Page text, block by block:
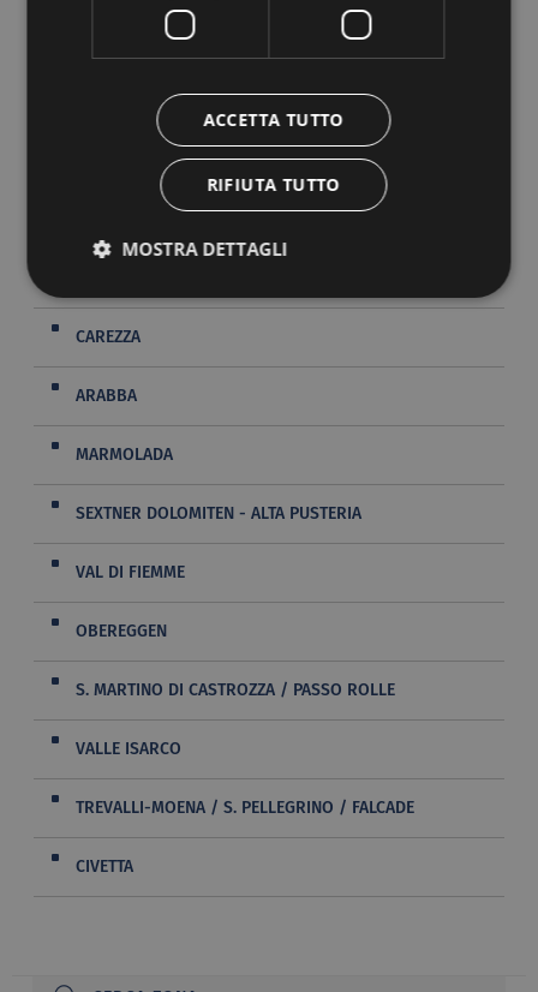
PLAN DE CORONES
ALPE DI SIUSI
CAREZZA
ARABBA
MARMOLADA
SEXTNER DOLOMITEN - ALTA PUSTERIA
VAL DI FIEMME
OBEREGGEN
S. MARTINO DI CASTROZZA / PASSO ROLLE
VALLE ISARCO
TREVALLI-MOENA / S. PELLEGRINO / FALCADE
CIVETTA
ACCETTA TUTTO
RIFIUTA TUTTO
MOSTRA DETTAGLI